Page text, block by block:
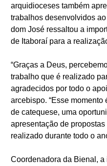
arquidioceses também
trabalhos desenvolvidos
dom José ressaltou a
de Itaboraí para a
“Graças a Deus,
trabalho que é realizado
agradecidos por todo o
arcebispo. “Esse
de catequese, uma
apresentação de
realizado durante todo o
Coordenadora da Bienal,